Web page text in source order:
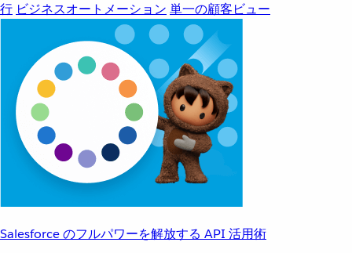
行 ビジネスオートメーション 単一の顧客ビュー
Salesforce のフルパワーを解放する API 活用術